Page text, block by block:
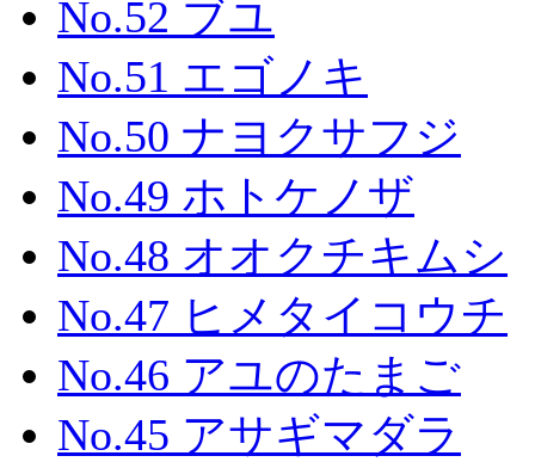
No.52 ブユ
No.51 エゴノキ
No.50 ナヨクサフジ
No.49 ホトケノザ
No.48 オオクチキムシ
No.47 ヒメタイコウチ
No.46 アユのたまご
No.45 アサギマダラ